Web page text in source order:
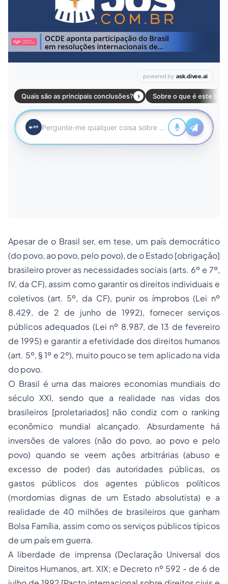
Apesar de o Brasil ser, em tese, um país democrático
(do povo, ao povo, pelo povo), de o Estado [obrigação]
brasileiro prover as necessidades sociais (arts. 6º e 7º,
IV, da CF), assim como garantir os direitos individuais e
coletivos (art. 5º, da CF), punir os ímprobos (Lei nº
8.429, de 2 de junho de 1992), fornecer serviços
públicos adequados (Lei nº 8.987, de 13 de fevereiro
de 1995) e garantir a efetividade dos direitos humanos
(art. 5º, § 1º e 2º), muito pouco se tem aplicado na vida
do povo.
O Brasil é uma das maiores economias mundiais do
século XXI, sendo que a realidade nas vidas dos
brasileiros [proletariados] não condiz com o ranking
econômico mundial alcançado. Absurdamente há
inversões de valores (não do povo, ao povo e pelo
povo) quando se veem ações arbitrárias (abuso e
excesso de poder) das autoridades públicas, os
gastos públicos dos agentes públicos políticos
(mordomias dignas de um Estado absolutista) e a
realidade de 40 milhões de brasileiros que ganham
Bolsa Família, assim como os serviços públicos típicos
de um país em guerra.
A liberdade de imprensa (Declaração Universal dos
Direitos Humanos, art. XIX; e Decreto nº 592 - de 6 de